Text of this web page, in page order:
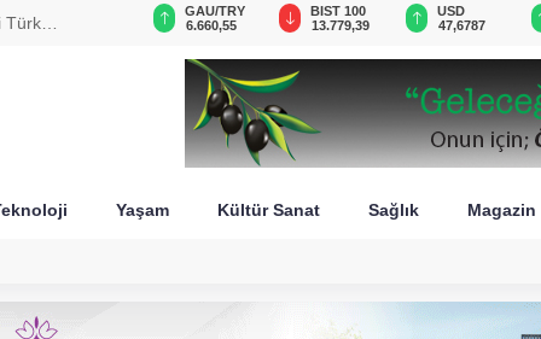
BIST 100
13.779,39
USD
47,6787
EUR
55,1254
Yaşam Kültür Sanat Sağlık Magazin